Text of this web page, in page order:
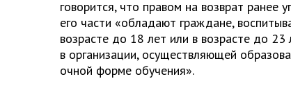
говорится, что правом на возврат ранее
его части «обладают граждане,
возрасте до 18 лет или в возрасте до 23
в организации, осуществляющей
очной форме обучения».